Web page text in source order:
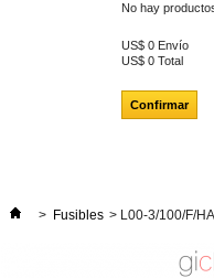
No hay
US$ 0 Envío
US$ 0 Total
Confirmar
> Fusibles > L00-3/100/F/